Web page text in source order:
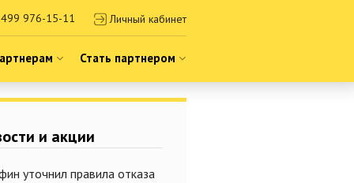
976-15-11 Личный кабинет
Стать партнером
и акции
уточнил правила отказа